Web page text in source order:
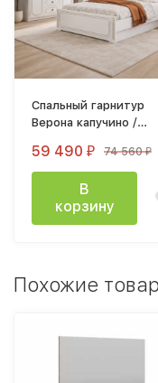
Спальный гарнитур
Верона капучино /
59 490 ₽ 74 560₽
В
корзину
Похожие